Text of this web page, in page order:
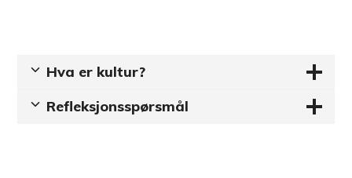
Hva er kultur?
Refleksjonsspørsmål